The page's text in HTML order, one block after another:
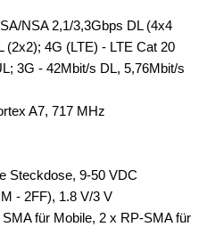
NSA 2,1/3,3Gbps DL (4x4
(2x2); 4G (LTE) - LTE Cat 20
3G - 42Mbit/s DL, 5,76Mbit/s
A7, 717 MHz
Steckdose, 9-50 VDC
- 2FF), 1.8 V/3 V
für Mobile, 2 x RP-SMA für